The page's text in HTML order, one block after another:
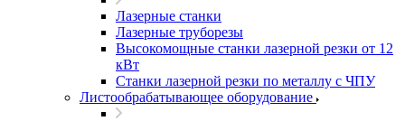
Лазерные станки
Лазерные труборезы
Высокомощные станки лазерной резки от 12
кВт
Станки лазерной резки по металлу с ЧПУ
Листообрабатывающее оборудование